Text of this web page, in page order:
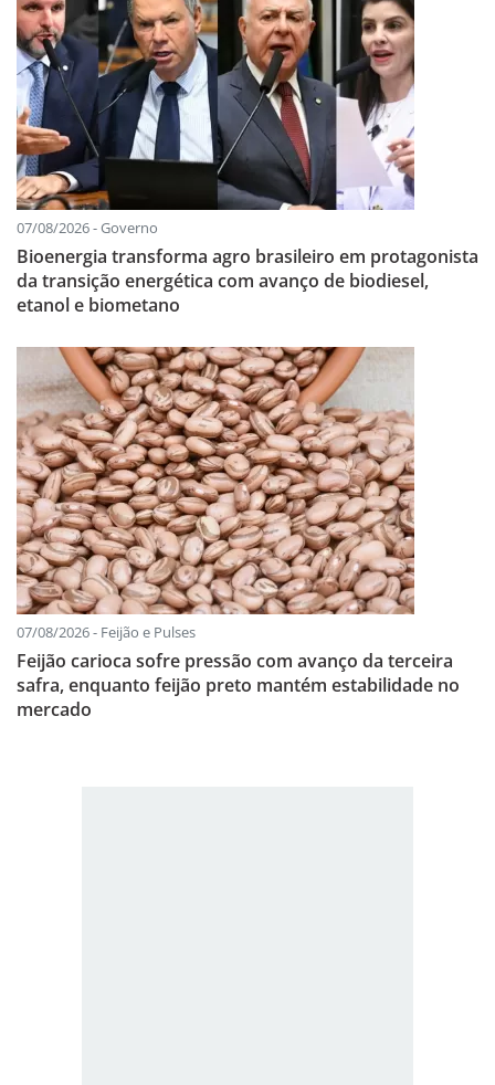
07/08/2026 - Governo
Bioenergia transforma agro brasileiro em protagonista
da transição energética com avanço de biodiesel,
etanol e biometano
07/08/2026 - Feijão e Pulses
Feijão carioca sofre pressão com avanço da terceira
safra, enquanto feijão preto mantém estabilidade no
mercado